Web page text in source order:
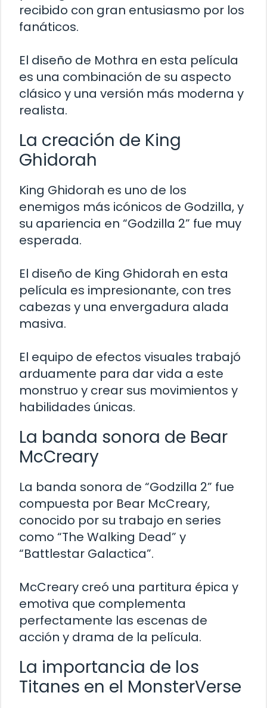
recibido con gran entusiasmo por los
fanáticos.
El diseño de Mothra en esta película
es una combinación de su aspecto
clásico y una versión más moderna y
realista.
La creación de King
Ghidorah
King Ghidorah es uno de los
enemigos más icónicos de Godzilla, y
su apariencia en “Godzilla 2” fue muy
esperada.
El diseño de King Ghidorah en esta
película es impresionante, con tres
cabezas y una envergadura alada
masiva.
El equipo de efectos visuales trabajó
arduamente para dar vida a este
monstruo y crear sus movimientos y
habilidades únicas.
La banda sonora de Bear
McCreary
La banda sonora de “Godzilla 2” fue
compuesta por Bear McCreary,
conocido por su trabajo en series
como “The Walking Dead” y
“Battlestar Galactica”.
McCreary creó una partitura épica y
emotiva que complementa
perfectamente las escenas de
acción y drama de la película.
La importancia de los
Titanes en el MonsterVerse